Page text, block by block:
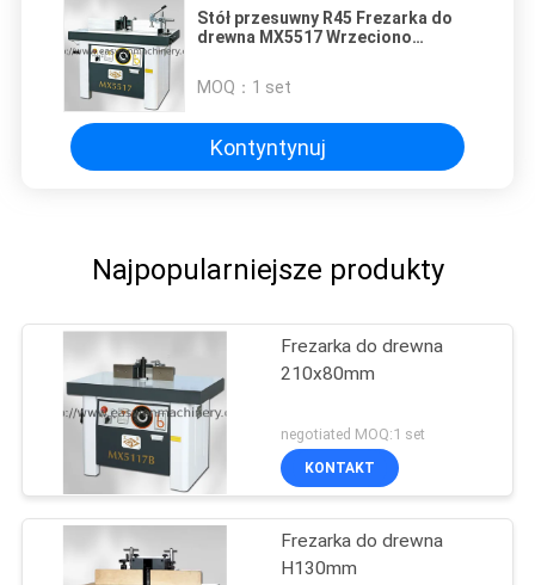
Stół przesuwny R45 Frezarka do
drewna MX5517 Wrzeciono
MOQ： 1 set
Kontyntynuj
Najpopularniejsze produkty
Frezarka do drewna
210x80mm
negotiated MOQ:1 set
KONTAKT
Frezarka do drewna
H130mm